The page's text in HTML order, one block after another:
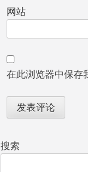
网站
在此浏览器中保存
搜索